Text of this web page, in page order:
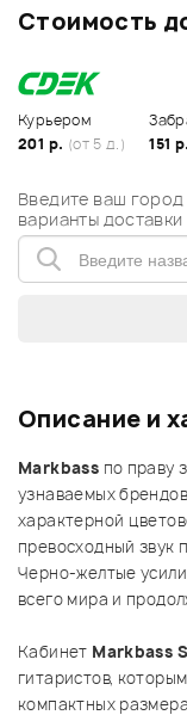
Стоимость
Курьером
201 р. (от 5 д.)
151 р.
Введите ваш
варианты доставки
Описание и
Markbass по праву
узнаваемых
характерной
превосходный звук
Черно-желтые
всего мира и
Кабинет Markbass
гитаристов,
компактных